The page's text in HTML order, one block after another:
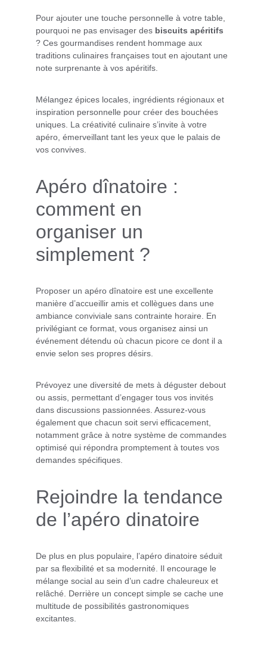
Pour ajouter une touche personnelle à votre table,
pourquoi ne pas envisager des biscuits apéritifs
? Ces gourmandises rendent hommage aux
traditions culinaires françaises tout en ajoutant une
note surprenante à vos apéritifs.
Mélangez épices locales, ingrédients régionaux et
inspiration personnelle pour créer des bouchées
uniques. La créativité culinaire s’invite à votre
apéro, émerveillant tant les yeux que le palais de
vos convives.
Apéro dînatoire :
comment en
organiser un
simplement ?
Proposer un apéro dînatoire est une excellente
manière d’accueillir amis et collègues dans une
ambiance conviviale sans contrainte horaire. En
privilégiant ce format, vous organisez ainsi un
événement détendu où chacun picore ce dont il a
envie selon ses propres désirs.
Prévoyez une diversité de mets à déguster debout
ou assis, permettant d’engager tous vos invités
dans discussions passionnées. Assurez-vous
également que chacun soit servi efficacement,
notamment grâce à notre système de commandes
optimisé qui répondra promptement à toutes vos
demandes spécifiques.
Rejoindre la tendance
de l’apéro dinatoire
De plus en plus populaire, l’apéro dinatoire séduit
par sa flexibilité et sa modernité. Il encourage le
mélange social au sein d’un cadre chaleureux et
relâché. Derrière un concept simple se cache une
multitude de possibilités gastronomiques
excitantes.